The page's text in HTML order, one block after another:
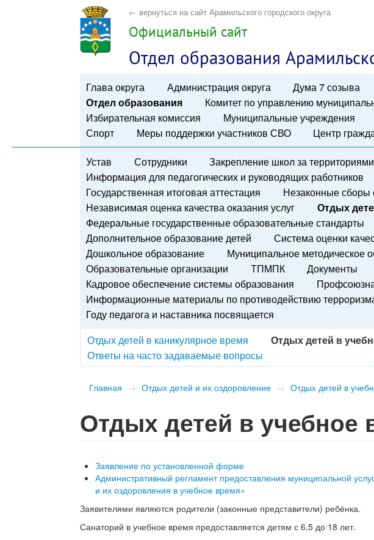
← вернуться на сайт Арамильского городского округа
Официальный сайт
Отдел образования
Глава округа Администрация округа Дума 7 созыва
Отдел образования
Комитет по управлению
Избирательная комиссия
Муниципальные учреждения
Спорт
Меры поддержки участников СВО Центр
Устав Сотрудники
Закрепление школ за территориями
Информация для педагогических и руководящих работников
Государственная итоговая аттестация
Незаконные сборы
Независимая оценка качества оказания услуг
Отдых
Федеральные государственные образовательные стандарты
Дополнительное образование детей
Система оценки
Дошкольное образование
Муниципальное методическое
Образовательные организации
ТПМПК
Документы
Кадровое обеспечение системы образования
Информационные материалы по противодействию
Году педагога и наставника посвящается
Отдых детей в каникулярное время
Отдых детей в
Ответы на часто задаваемые вопросы
Главная → Отдых детей и их оздоровление → Отдых детей в
Отдых детей в учебное
Заявление по установленной форме
Административный регламент предоставления муниципальной
и их оздоровления в учебное время»
Заявителями являются родители (законные представители) ребёнка.
Санаторий в учебное время предоставляется детям с 6,5 до 18 лет.